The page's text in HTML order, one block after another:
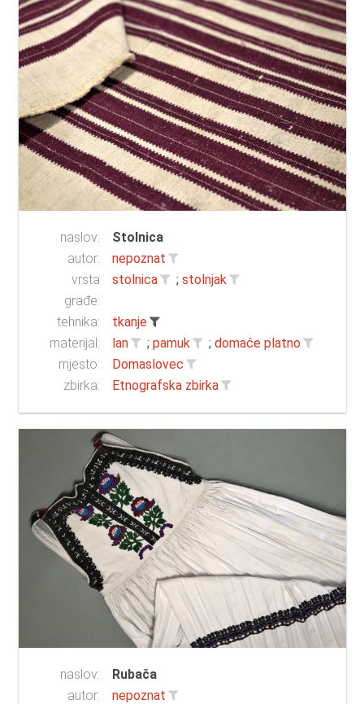
naslov:
Stolnica
autor:
nepoznat
vrsta
građe:
stolnica ; stolnjak
tehnika:
tkanje
materijal:
lan ; pamuk ; domaće platno
mjesto:
Domaslovec
zbirka:
Etnografska zbirka
naslov:
Rubača
autor:
nepoznat